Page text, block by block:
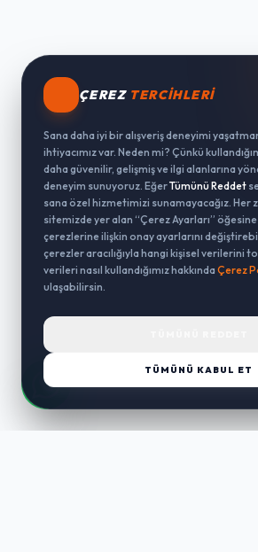
ÇEREZ TERCIHLERI
Sana daha iyi bir alışveriş deneyimi
ihtiyacımız var. Neden mi? Çünkü
daha güvenilir, gelişmiş ve ilgi alanlarına
deneyim sunuyoruz. EğerTümünü Reddet
sana özel hizmetimizi sunamayacağız. Her
sitemizde yer alan “Çerez Ayarları”
çerezlerine ilişkin onay ayarlarını
çerezler aracılığıyla hangi kişisel verilerini
verileri nasıl kullandığımız hakkında Çerez
ulaşabilirsin.
TÜMÜNÜ KABUL ET